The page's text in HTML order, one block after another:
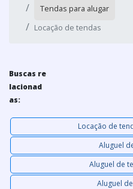
Tendas para alugar
Locação de tendas
Buscas re
lacionad
as:
Locação de
Aluguel
Aluguel de
Aluguel